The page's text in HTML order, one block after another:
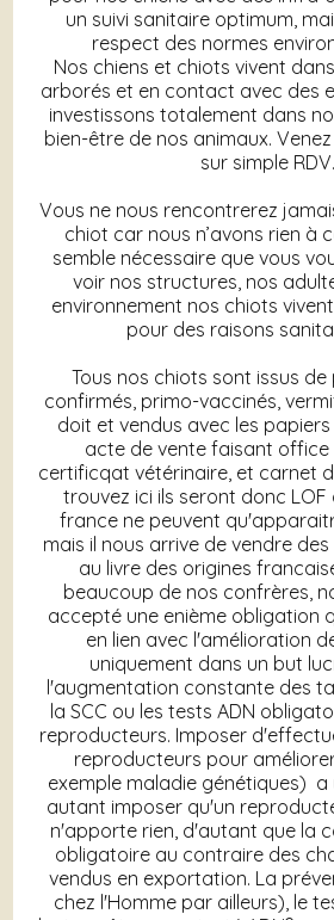
un suivi sanitaire optimum,
respect des normes
Nos chiens et chiots vivent
arborés et en contact avec des
investissons totalement dans
bien-être de nos animaux.
sur simple RDV.
Vous ne nous rencontrerez
chiot car nous n’avons rien à
semble nécessaire que vous
voir nos structures, nos
environnement nos chiots
pour des raisons
Tous nos chiots sont issus
confirmés, primo-vaccinés,
doit et vendus avec les
acte de vente faisant
certificqat vétérinaire, et carnet
trouvez ici ils seront donc
france ne peuvent
mais il nous arrive de vendre
au livre des origines
beaucoup de nos confrères,
accepté une enième obligation
en lien avec l'amélioration
uniquement dans un but
l'augmentation constante des
la SCC ou les tests ADN
reproducteurs. Imposer
reproducteurs pour
exemple maladie génétiques)
autant imposer qu'un
n'apporte rien, d'autant que la
obligatoire au contraire des
vendus en exportation. La
chez l'Homme par ailleurs), le